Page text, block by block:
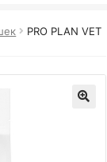
PRO PLANVET